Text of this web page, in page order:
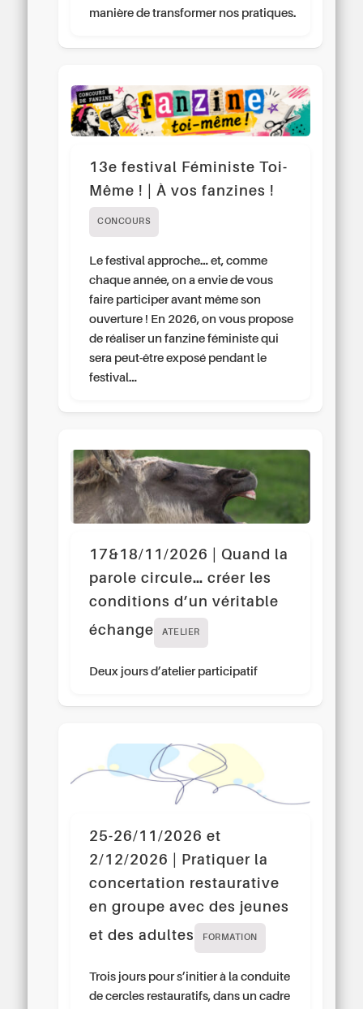
manière de transformer nos pratiques.
13e festival Féministe Toi-
Même ! | À vos fanzines !
CONCOURS
Le festival approche… et, comme
chaque année, on a envie de vous
faire participer avant même son
ouverture ! En 2026, on vous propose
de réaliser un fanzine féministe qui
sera peut-être exposé pendant le
festival…
17&18/11/2026 | Quand la
parole circule… créer les
conditions d’un véritable
échange
ATELIER
Deux jours d’atelier participatif
25-26/11/2026 et
2/12/2026 | Pratiquer la
concertation restaurative
en groupe avec des jeunes
et des adultes
FORMATION
Trois jours pour s’initier à la conduite
de cercles restauratifs, dans un cadre